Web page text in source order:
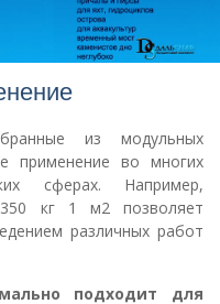
из модульных
применение во многих
сферах. Например,
кг 1 м2 позволяет
различных работ
подходит для